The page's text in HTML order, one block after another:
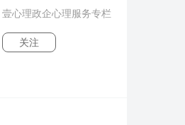
壹心理政企心理服务专栏
关注